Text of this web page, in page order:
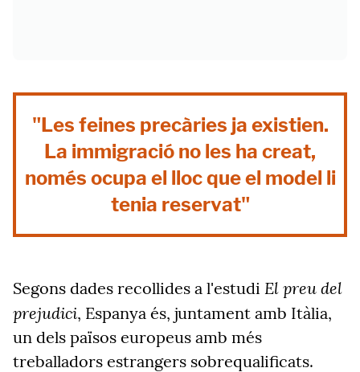
"Les feines precàries ja existien.
La immigració no les ha creat,
només ocupa el lloc que el model li
tenia reservat"
Segons dades recollides a l'estudi El preu del
prejudici, Espanya és, juntament amb Itàlia,
un dels països europeus amb més
treballadors estrangers sobrequalificats.